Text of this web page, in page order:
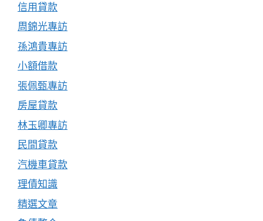
信用貸款
周錦光專訪
孫鴻貴專訪
小額借款
張佩甄專訪
房屋貸款
林玉卿專訪
民間貸款
汽機車貸款
理債知識
精選文章